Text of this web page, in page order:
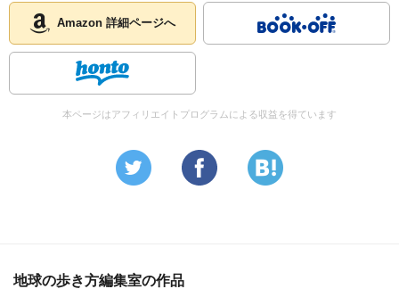
Amazon 詳細ページへ
本ページはアフィリエイトプログラムによる収益を得ています
地球の歩き方編集室の作品